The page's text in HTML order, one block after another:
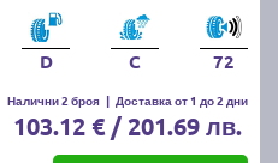
D C 72
Налични 2 броя | Доставка от 1 до 2 дни
103.12 € / 201.69 лв.